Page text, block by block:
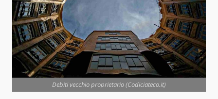
Debiti vecchio proprietario (Codiciateco.it)